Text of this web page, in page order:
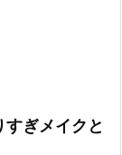
ぎメイクと